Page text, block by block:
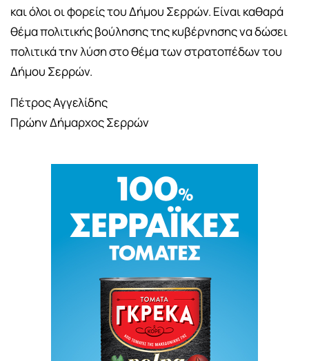
και όλοι οι φορείς του Δήμου Σερρών. Είναι καθαρά
θέμα πολιτικής βούλησης της κυβέρνησης να δώσει
πολιτικά την λύση στο θέμα των στρατοπέδων του
Δήμου Σερρών.
Πέτρος Αγγελίδης
Πρώην Δήμαρχος Σερρών